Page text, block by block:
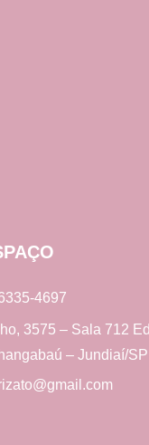
4697
3575 – Sala 712
– Jundiaí/SP